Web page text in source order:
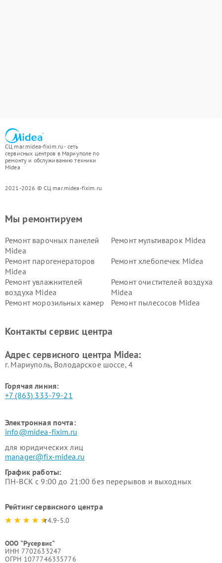
СЦ mar.midea-fixim.ru - сеть
сервисных центров в Мариуполе по
ремонту и обслуживанию техники
Midea
2021-2026 © СЦ mar.midea-fixim.ru
Мы ремонтируем
Ремонт варочных панелей
Midea
Ремонт мультиварок Midea
Ремонт парогенераторов
Midea
Ремонт хлебопечек Midea
Ремонт увлажнителей
воздуха Midea
Ремонт очистителей воздуха
Midea
Ремонт морозильных камер
Ремонт пылесосов Midea
пылесосов Midea
Midea
Контакты сервис центра
Адрес сервисного центра Midea:
г. Мариуполь, Володарское шоссе, 4
Горячая линия:
+7 (863) 333-79-21
Электронная почта:
info@midea-fixim.ru
для юридических лиц
manager@fix-midea.ru
График работы:
ПН-ВСК с 9:00 до 21:00 без перерывов и выходных
Рейтинг сервисного центра
4.9-5.0
ООО "Русервис"
ИНН 7702633247
ОГРН 1077746335776